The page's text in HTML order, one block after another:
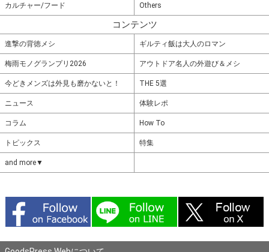
カルチャー/フード Others
コンテンツ
進撃の背徳メシ ギルティ飯は大人のロマン
梅雨モノグランプリ2026 アウトドア名人の外遊び＆メシ
今どきメンズは外見も磨かないと！ THE 5選
ニュース 体験レポ
コラム How To
トピックス 特集
and more▼